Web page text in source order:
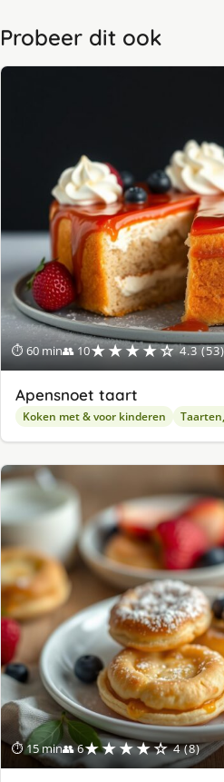
Probeer dit ook
⏱ 60 min👥 10★★★★☆ 4.3 (53)
Apensnoet taart
Koken met & voor kinderen
⏱ 15 min👥 6★★★★☆ 4 (8)